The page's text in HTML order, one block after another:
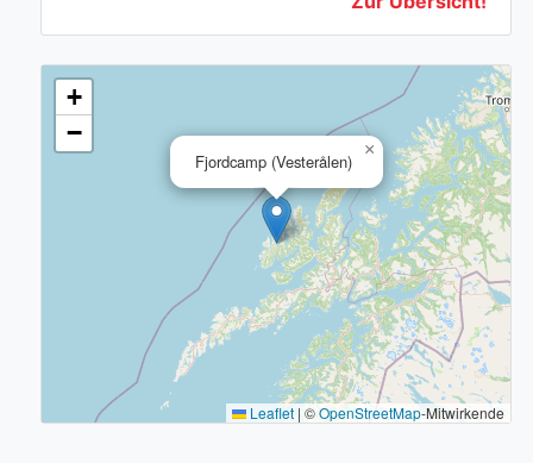
Fjordcamp (Vesterålen)
×
+
−
Leaflet | ©OpenStreetMap-Mitwirkende